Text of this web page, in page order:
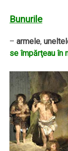
Bunurile
–armele,
se împărţeau în